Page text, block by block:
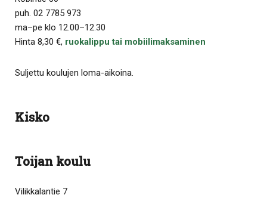
puh. 02 7785 973
ma–pe klo 12.00–12.30
Hinta 8,30 €, ruokalippu tai mobiilimaksaminen
Suljettu koulujen loma-aikoina.
Kisko
Toijan koulu
Vilikkalantie 7